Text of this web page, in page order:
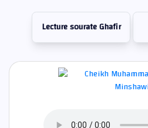
Lecture sourate Ghafir